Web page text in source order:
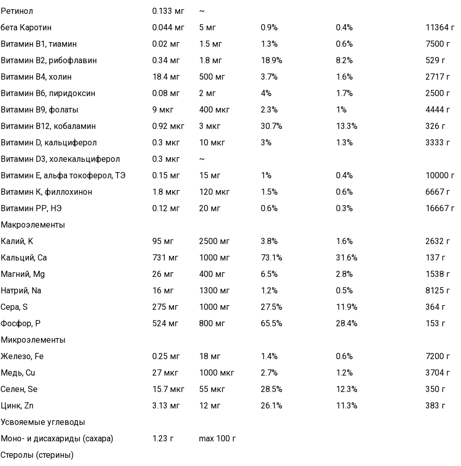
Ретинол
0.133 мг
~
бета Каротин
0.044 мг 5 мг 0.9% 0.4%
11364 г
Витамин В1, тиамин
0.02 мг 1.5 мг 1.3% 0.6%
7500 г
Витамин В2, рибофлавин
0.34 мг 1.8 мг 18.9% 8.2%
529 г
Витамин В4, холин
18.4 мг 500 мг 3.7% 1.6%
2717 г
Витамин В6, пиридоксин
0.08 мг 2 мг 4% 1.7%
2500 г
Витамин В9, фолаты
9 мкг 400 мкг 2.3% 1%
4444 г
Витамин В12, кобаламин
0.92 мкг 3 мкг 30.7% 13.3%
326 г
Витамин D, кальциферол
0.3 мкг 10 мкг 3% 1.3%
3333 г
Витамин D3, холекальциферол
0.3 мкг
~
Витамин Е, альфа токоферол, ТЭ
0.15 мг 15 мг 1% 0.4%
10000 г
Витамин К, филлохинон
1.8 мкг 120 мкг 1.5% 0.6%
6667 г
Витамин РР, НЭ
0.12 мг 20 мг 0.6% 0.3%
16667 г
Макроэлементы
Калий, K
95 мг 2500 мг 3.8% 1.6%
2632 г
Кальций, Ca
731 мг 1000 мг 73.1% 31.6%
137 г
Магний, Mg
26 мг 400 мг 6.5% 2.8%
1538 г
Натрий, Na
16 мг 1300 мг 1.2% 0.5%
8125 г
Сера, S
275 мг 1000 мг 27.5% 11.9%
364 г
Фосфор, P
524 мг 800 мг 65.5% 28.4%
153 г
Микроэлементы
Железо, Fe
0.25 мг 18 мг 1.4% 0.6%
7200 г
Медь, Cu
27 мкг 1000 мкг 2.7% 1.2%
3704 г
Селен, Se
15.7 мкг 55 мкг 28.5% 12.3%
350 г
Цинк, Zn
3.13 мг 12 мг 26.1% 11.3%
383 г
Усвояемые углеводы
Моно- и дисахариды (сахара)
1.23 г
max 100 г
Стеролы (стерины)